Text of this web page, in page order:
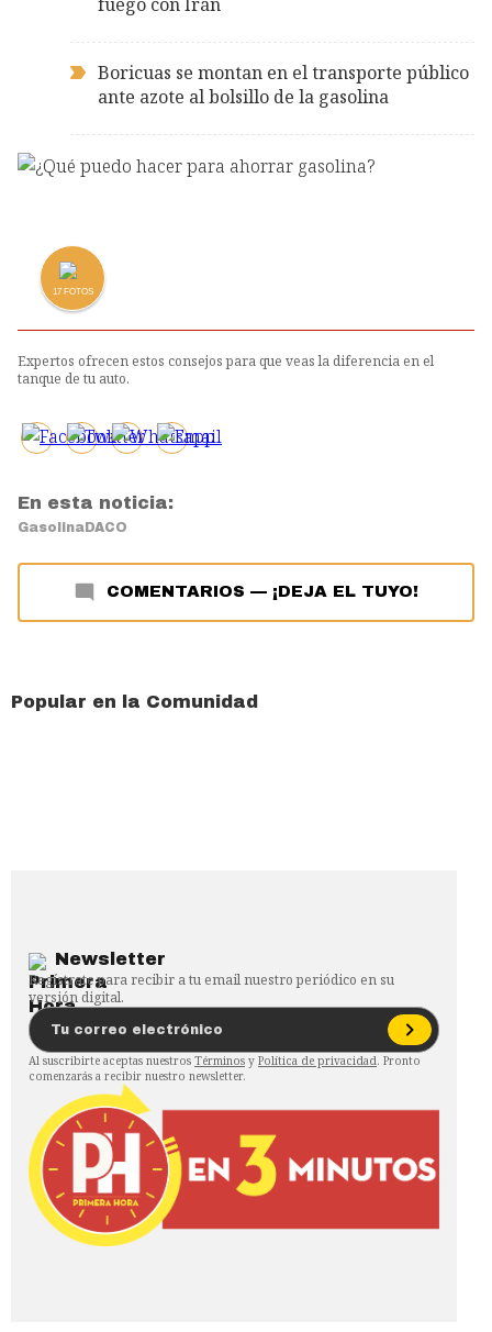
fuego con Irán
Boricuas se montan en el transporte público
ante azote al bolsillo de la gasolina
17FOTOS
Expertos ofrecen estos consejos para que veas la diferencia en el
tanque de tu auto.
En esta noticia:
Gasolina DACO
COMENTARIOS — ¡DEJA EL TUYO!
Popular en la Comunidad
Newsletter
Regístrate para recibir a tu email nuestro periódico en su
versión digital.
Al suscribirte aceptas nuestros Términos y Política de privacidad. Pronto
comenzarás a recibir nuestro newsletter.